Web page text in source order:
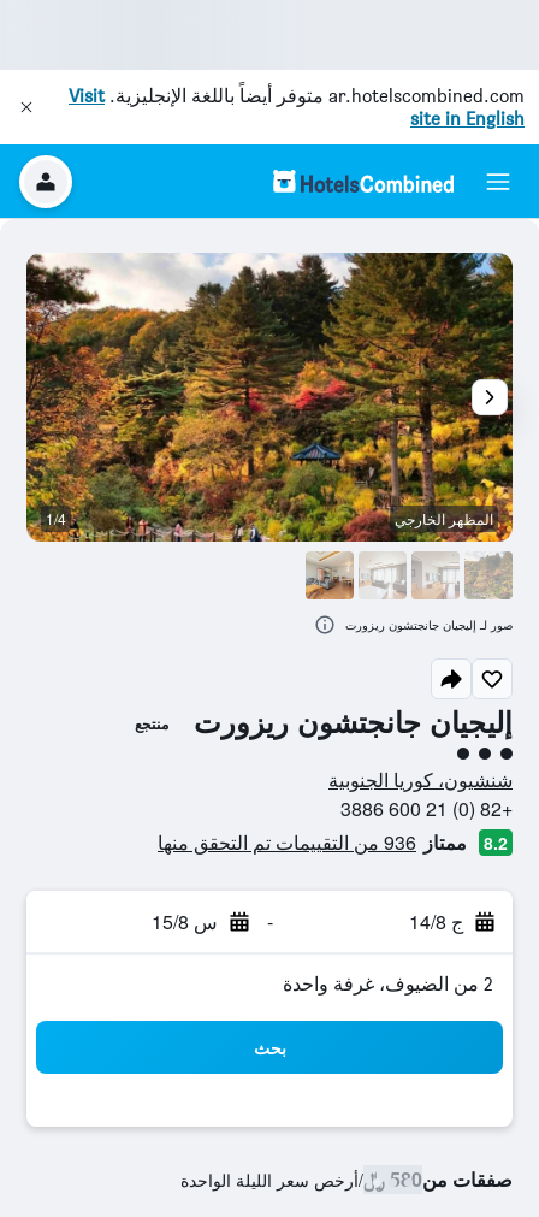
ar.hotelscombined.com متوفر أيضاً باللغة الإنجليزية.Visit
site in English
إليجيان جانجتشون ريزورت منتجع
تقييم فئة 3
شنشيون، كوريا الجنوبية
+82 (0) 21 600 3886
8.2 ممتاز 936 من التقييمات تم التحقق منها
ج 14/8 - س 15/8
2 من الضيوف، غرفة واحدة
بحث
صفقات من580 ﷼ /أرخص سعر الليلة الواحدة
المظهر الخارجي 1/4
صور لـ إليجيان جانجتشون ريزورت